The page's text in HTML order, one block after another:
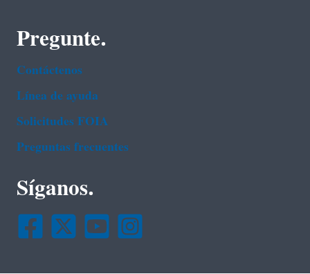
Pregunte.
Contáctenos
Línea de ayuda
Solicitudes FOIA
Preguntas frecuentes
Síganos.